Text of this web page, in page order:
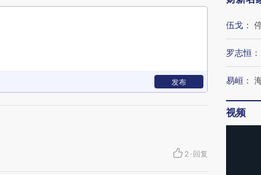
发布
2 · 回复
伍戈 ：
罗志恒 ：
易峘 ：
视频